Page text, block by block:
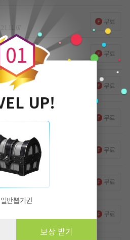
21.11.07
무료
21.11.21
무료
21.11.21
무료
무료
21.11.30
무료
무료
21.12.04
무료
0
0
1
UP!
일반뽑기권
보상 받기